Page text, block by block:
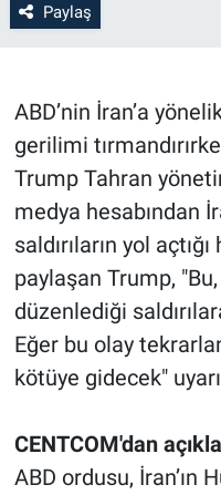
Paylaş
ABD’nin İran’a
gerilimi
Trump Tahran
medya hesabından
saldırıların yol
paylaşan Trump,
düzenlediği
Eğer bu olay
kötüye gidecek"
CENTCOM'dan
ABD ordusu, İran’ın